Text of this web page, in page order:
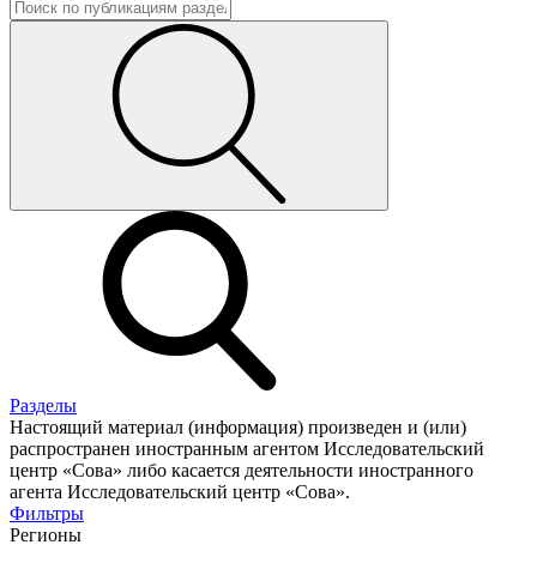
Разделы
Настоящий материал (информация) произведен и (или)
распространен иностранным агентом Исследовательский
центр «Сова» либо касается деятельности иностранного
агента Исследовательский центр «Сова».
Фильтры
Регионы